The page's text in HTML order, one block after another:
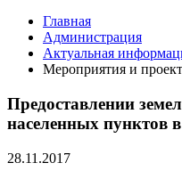
Главная
Администрация
Актуальная
Мероприятия и
Предоставлении
населенных пунктов
28.11.2017